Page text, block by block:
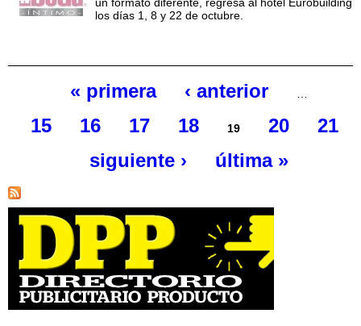
un formato diferente, regresa al hotel Eurobuilding
los días 1, 8 y 22 de octubre.
Páginas
« primera ‹ anterior …
15 16 17 18 19 20
21
siguiente ›
última »